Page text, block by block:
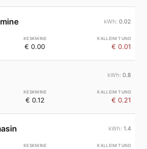
0.02
€ 0.00 € 0.01
0.8
€ 0.12 € 0.21
1.4